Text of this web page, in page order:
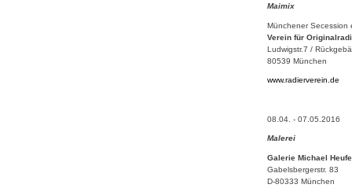
Maimix
Münchener Secession
Verein für
Ludwigstr.7 /
80539 München
www.radierverein.de
08.04. - 07.05.2016
Malerei
Galerie Michael
Gabelsbergerstr. 83
D-80333 München